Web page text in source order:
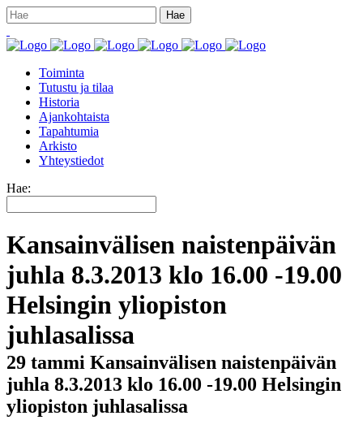
Toiminta
Tutustu ja tilaa
Historia
Ajankohtaista
Tapahtumia
Arkisto
Yhteystiedot
Hae:
Kansainvälisen naistenpäivän
juhla 8.3.2013 klo 16.00 -19.00
Helsingin yliopiston
juhlasalissa
29 tammi Kansainvälisen naistenpäivän
juhla 8.3.2013 klo 16.00 -19.00 Helsingin
yliopiston juhlasalissa